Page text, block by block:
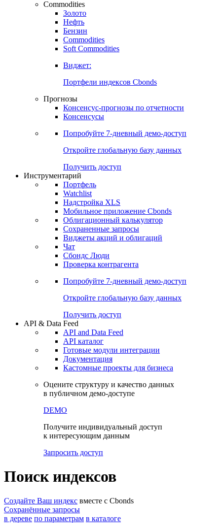
Commodities
Золото
Нефть
Бензин
Commodities
Soft Commodities
Виджет:
Портфели индексов Cbonds
Прогнозы
Консенсус-прогнозы по отчетности
Консенсусы
Попробуйте 7-дневный демо-доступ
Откройте глобальную базу данных
Получить доступ
Инструментарий
Портфель
Watchlist
Надстройка XLS
Мобильное приложение Cbonds
Облигационный калькулятор
Сохраненные запросы
Виджеты акций и облигаций
Чат
Сбондс Люди
Проверка контрагента
Попробуйте 7-дневный демо-доступ
Откройте глобальную базу данных
Получить доступ
API & Data Feed
API and Data Feed
API каталог
Готовые модули интеграции
Документация
Кастомные проекты для бизнеса
Оцените структуру и качество данных
в публичном демо-доступе
DEMO
Получите индивидуальный доступ
к интересующим данным
Запросить доступ
Поиск индексов
Создайте Ваш индекс вместе с Cbonds
Сохранённые запросы
в дереве по параметрам в каталоге